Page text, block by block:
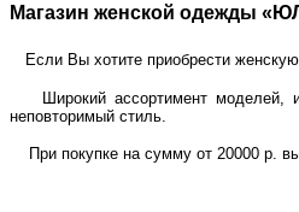
Магазин женской одежды
Если Вы хотите приобрести
Широкий ассортимент моделей,
неповторимый стиль.
При покупке на сумму от 20000 р.